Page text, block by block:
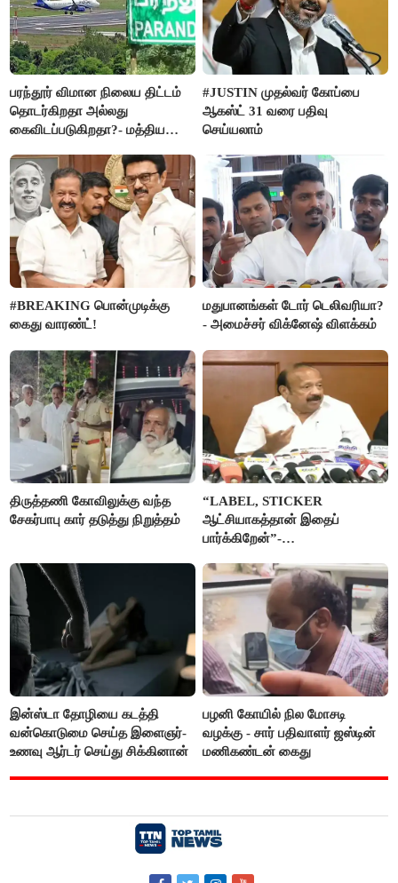
பரந்தூர் விமான நிலைய திட்டம்
தொடர்கிறதா அல்லது
கைவிடப்படுகிறதா?- மத்திய
#JUSTIN முதல்வர் கோப்பை
ஆகஸ்ட் 31 வரை பதிவு
செய்யலாம்
#BREAKING பொன்முடிக்கு
கைது வாரண்ட்!
மதுபானங்கள் டோர் டெலிவரியா?
- அமைச்சர் விக்னேஷ் விளக்கம்
திருத்தணி கோவிலுக்கு வந்த
சேகர்பாபு கார் தடுத்து நிறுத்தம்
“LABEL, STICKER
ஆட்சியாகத்தான் இதைப்
பார்க்கிறேன்”-
இன்ஸ்டா தோழியை கடத்தி
வன்கொடுமை செய்த இளைஞர்-
உணவு ஆர்டர் செய்து சிக்கினான்
பழனி கோயில் நில மோசடி
வழக்கு - சார் பதிவாளர் ஜஸ்டின்
மணிகண்டன் கைது